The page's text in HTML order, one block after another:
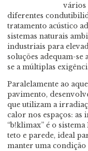
vários
diferentes
tratamento acústico
sistemas naturais
industriais para
soluções adequam-se
se a múltiplas
Paralelamente ao
pavimento,
que utilizam a
calor nos espaços: as
“b!klimax” é o
teto e parede, ideal
manter uma condição